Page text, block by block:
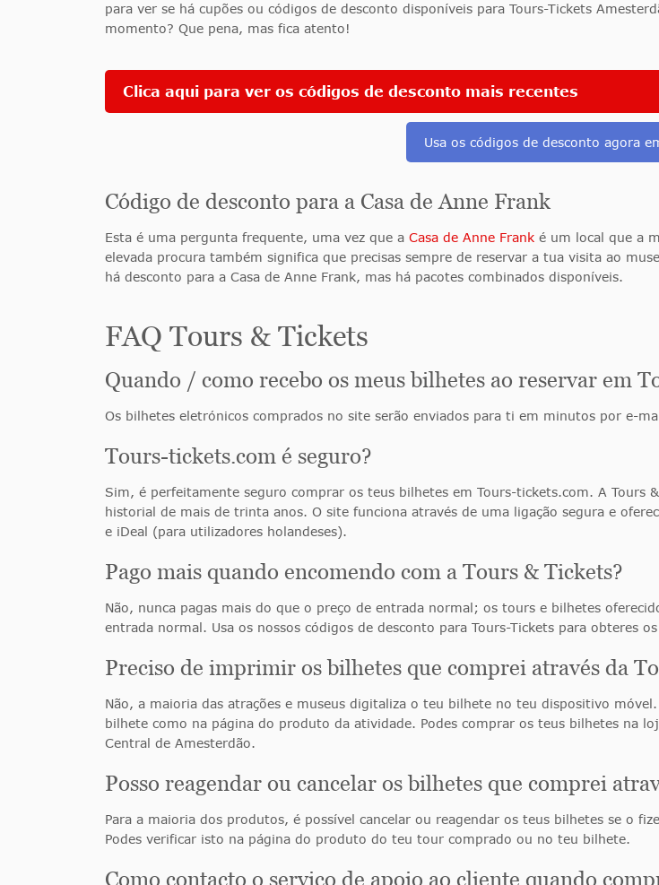
para ver se há cupões ou códigos de desconto disponíveis para Tours-Tickets
momento? Que pena, mas fica atento!
Clica aqui para ver os códigos de desconto mais recentes
Usa os códigos de desconto agora
Código de desconto para a Casa de Anne Frank
Esta é uma pergunta frequente, uma vez que a Casa de Anne Frank é um local que a
elevada procura também significa que precisas sempre de reservar a tua visita ao
há desconto para a Casa de Anne Frank, mas há pacotes combinados disponíveis.
FAQ Tours & Tickets
Quando / como recebo os meus bilhetes ao reservar em
Os bilhetes eletrónicos comprados no site serão enviados para ti em minutos por e-
Tours-tickets.com é seguro?
Sim, é perfeitamente seguro comprar os teus bilhetes em Tours-tickets.com. A Tours
historial de mais de trinta anos. O site funciona através de uma ligação segura e
e iDeal (para utilizadores holandeses).
Pago mais quando encomendo com a Tours & Tickets?
Não, nunca pagas mais do que o preço de entrada normal; os tours e bilhetes
entrada normal. Usa os nossos códigos de desconto para Tours-Tickets para obteres
Preciso de imprimir os bilhetes que comprei através da
Não, a maioria das atrações e museus digitaliza o teu bilhete no teu dispositivo
bilhete como na página do produto da atividade. Podes comprar os teus bilhetes na
Central de Amesterdão.
Posso reagendar ou cancelar os bilhetes que comprei
Para a maioria dos produtos, é possível cancelar ou reagendar os teus bilhetes se o
Podes verificar isto na página do produto do teu tour comprado ou no teu bilhete.
Como contacto o serviço de apoio ao cliente quando